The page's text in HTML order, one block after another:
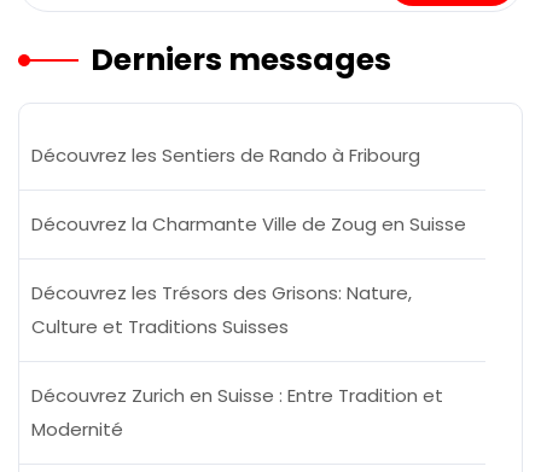
Derniers messages
Découvrez les Sentiers de Rando à Fribourg
Découvrez la Charmante Ville de Zoug en Suisse
Découvrez les Trésors des Grisons: Nature,
Culture et Traditions Suisses
Découvrez Zurich en Suisse : Entre Tradition et
Modernité